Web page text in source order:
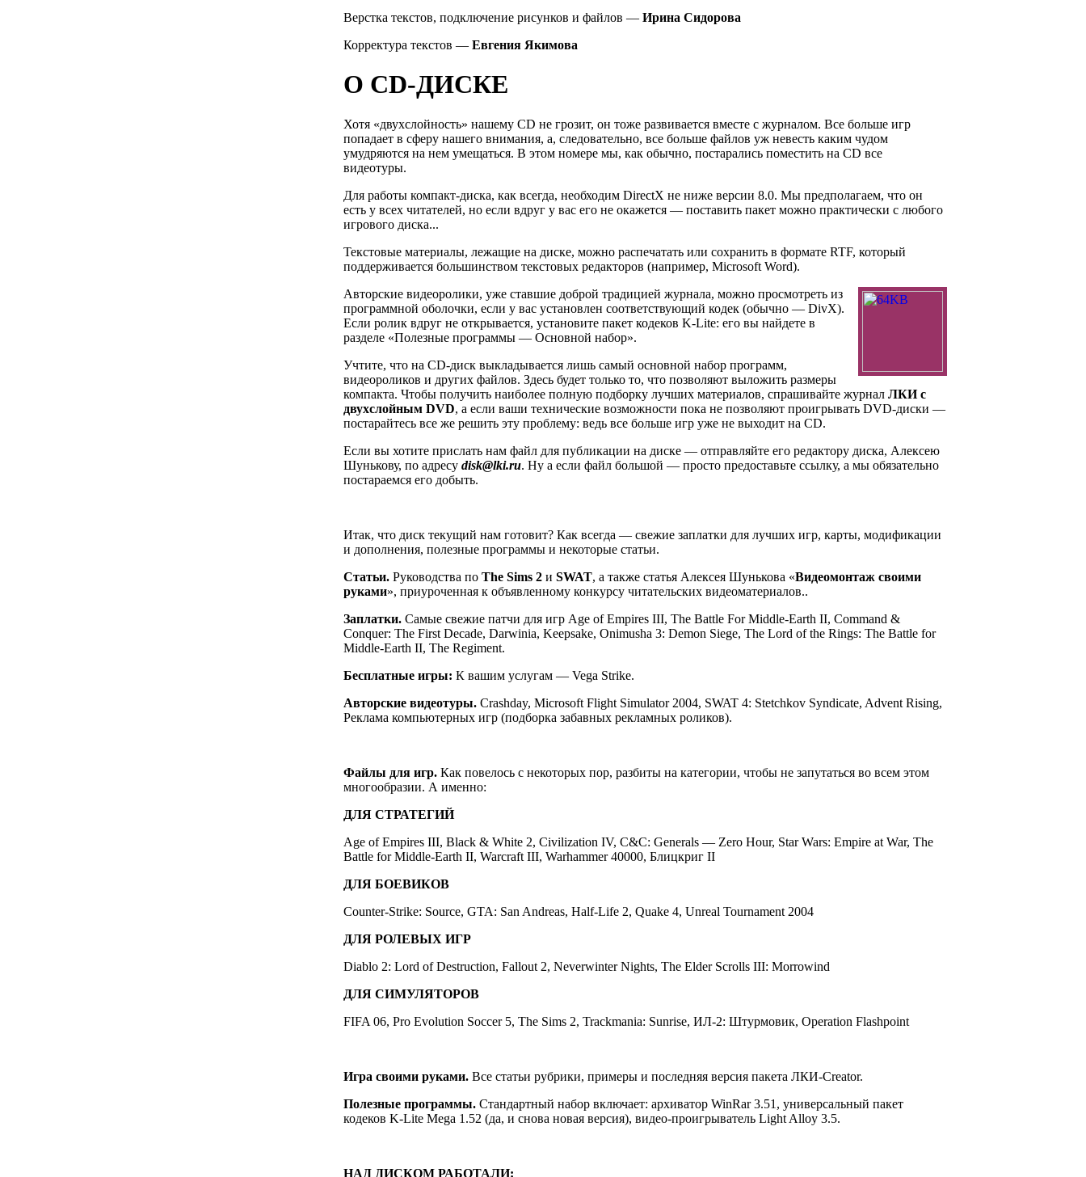
Верстка текстов, подключение рисунков и файлов — Ирина Сидорова
Корректура текстов — Евгения Якимова
О CD-ДИСКЕ
Хотя «двухслойность» нашему CD не грозит, он тоже развивается вместе с журналом. Все больше игр
попадает в сферу нашего внимания, а, следовательно, все больше файлов уж невесть каким чудом
умудряются на нем умещаться. В этом номере мы, как обычно, постарались поместить на CD все
видеотуры.
Для работы компакт-диска, как всегда, необходим DirectX не ниже версии 8.0. Мы предполагаем, что он
есть у всех читателей, но если вдруг у вас его не окажется — поставить пакет можно практически с любого
игрового диска...
Текстовые материалы, лежащие на диске, можно распечатать или сохранить в формате RTF, который
поддерживается большинством текстовых редакторов (например, Microsoft Word).
Авторские видеоролики, уже ставшие доброй традицией журнала, можно просмотреть из
программной оболочки, если у вас установлен соответствующий кодек (обычно — DivX).
Если ролик вдруг не открывается, установите пакет кодеков K-Lite: его вы найдете в
разделе «Полезные программы — Основной набор».
Учтите, что на CD-диск выкладывается лишь самый основной набор программ,
видеороликов и других файлов. Здесь будет только то, что позволяют выложить размеры
компакта. Чтобы получить наиболее полную подборку лучших материалов, спрашивайте журнал ЛКИ с
двухслойным DVD, а если ваши технические возможности пока не позволяют проигрывать DVD-диски —
постарайтесь все же решить эту проблему: ведь все больше игр уже не выходит на CD.
Если вы хотите прислать нам файл для публикации на диске — отправляйте его редактору диска, Алексею
Шунькову, по адресу disk@lki.ru. Ну а если файл большой — просто предоставьте ссылку, а мы обязательно
постараемся его добыть.
Итак, что диск текущий нам готовит? Как всегда — свежие заплатки для лучших игр, карты, модификации
и дополнения, полезные программы и некоторые статьи.
Статьи. Руководства по The Sims 2 и SWAT, а также статья Алексея Шунькова «Видеомонтаж своими
руками», приуроченная к объявленному конкурсу читательских видеоматериалов..
Заплатки. Самые свежие патчи для игр Age of Empires III, The Battle For Middle-Earth II, Command &
Conquer: The First Decade, Darwinia, Keepsake, Onimusha 3: Demon Siege, The Lord of the Rings: The Battle for
Middle-Earth II, The Regiment.
Бесплатные игры: К вашим услугам — Vega Strike.
Авторские видеотуры. Crashday, Microsoft Flight Simulator 2004, SWAT 4: Stetchkov Syndicate, Advent Rising,
Реклама компьютерных игр (подборка забавных рекламных роликов).
Файлы для игр. Как повелось с некоторых пор, разбиты на категории, чтобы не запутаться во всем этом
многообразии. А именно:
ДЛЯ СТРАТЕГИЙ
Age of Empires III, Black & White 2, Civilization IV, C&C: Generals — Zero Hour, Star Wars: Empire at War, The
Battle for Middle-Earth II, Warcraft III, Warhammer 40000, Блицкриг II
ДЛЯ БОЕВИКОВ
Counter-Strike: Source, GTA: San Andreas, Half-Life 2, Quake 4, Unreal Tournament 2004
ДЛЯ РОЛЕВЫХ ИГР
Diablo 2: Lord of Destruction, Fallout 2, Neverwinter Nights, The Elder Scrolls III: Morrowind
ДЛЯ СИМУЛЯТОРОВ
FIFA 06, Pro Evolution Soccer 5, The Sims 2, Trackmania: Sunrise, ИЛ-2: Штурмовик, Operation Flashpoint
Игра своими руками. Все статьи рубрики, примеры и последняя версия пакета ЛКИ-Creator.
Полезные программы. Стандартный набор включает: архиватор WinRar 3.51, универсальный пакет
кодеков K-Lite Mega 1.52 (да, и снова новая версия), видео-проигрыватель Light Alloy 3.5.
НАД ДИСКОМ РАБОТАЛИ: